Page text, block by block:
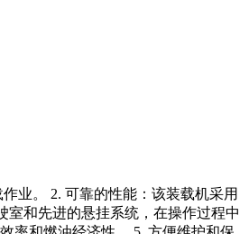
业。 2. 可靠的性能：该装载机采用
室和先进的悬挂系统，在操作过程中